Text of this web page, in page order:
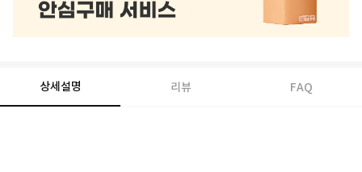
상세설명 리뷰 FAQ